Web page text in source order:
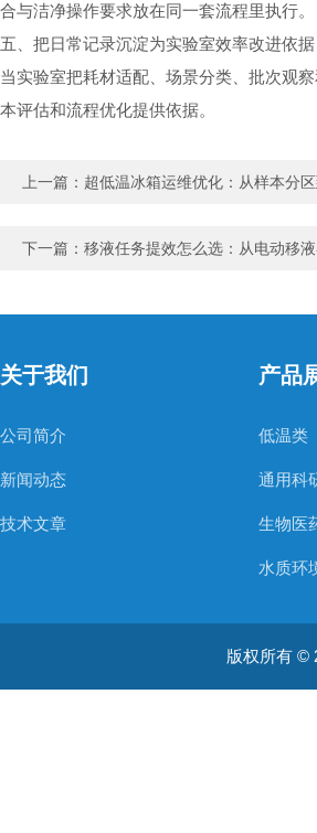
合与洁净操作要求放在同一套流程里执行。
五、把日常记录沉淀为实验室效率改进依据
当实验室把耗材适配、场景分类、批次观
本评估和流程优化提供依据。
上一篇： 超低温冰箱运维优化：从样本分
下一篇： 移液任务提效怎么选：从电动移
关于我们
公司简介
新闻动态
技术文章
产品
低温类
通用科
生物医
水质环
大型分
版权所有 ©